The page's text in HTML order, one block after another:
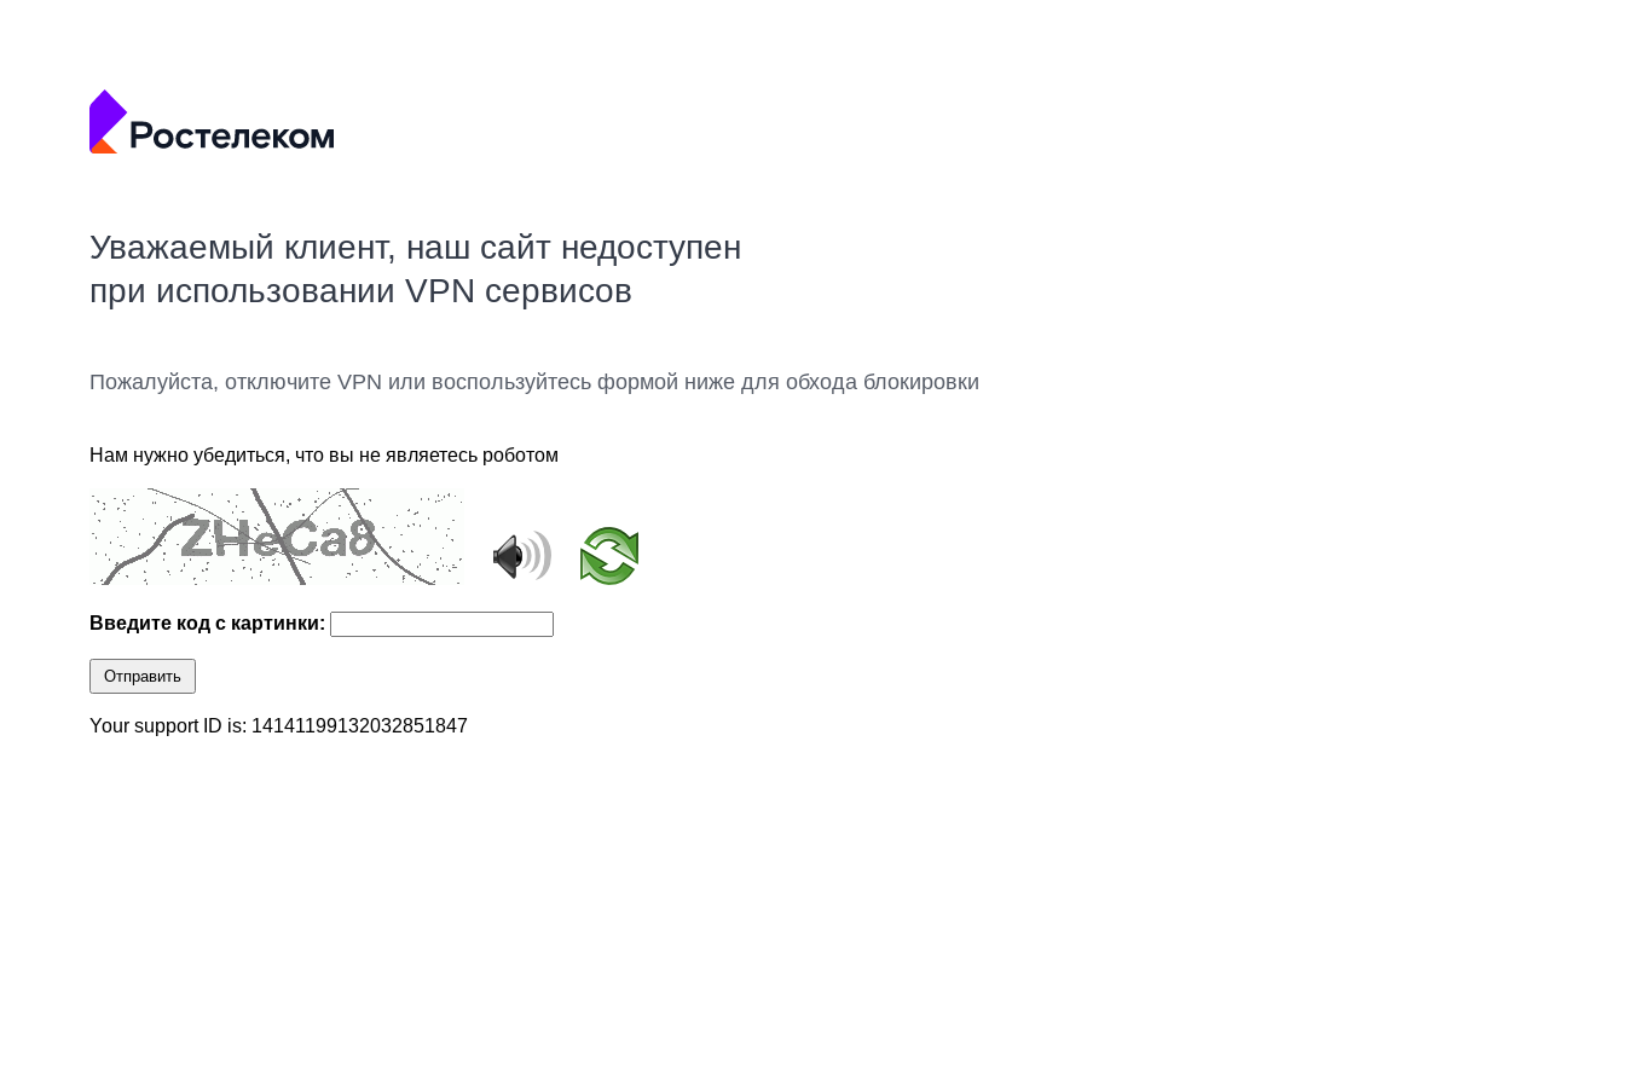
Уважаемый клиент, наш сайт недоступен
при использовании VPN сервисов
Пожалуйста, отключите VPN или воспользуйтесь формой ниже для обхода блокировки
Нам нужно убедиться, что вы не являетесь роботом
Введите код с картинки:
Отправить
Your support ID is: 14141199132032851847